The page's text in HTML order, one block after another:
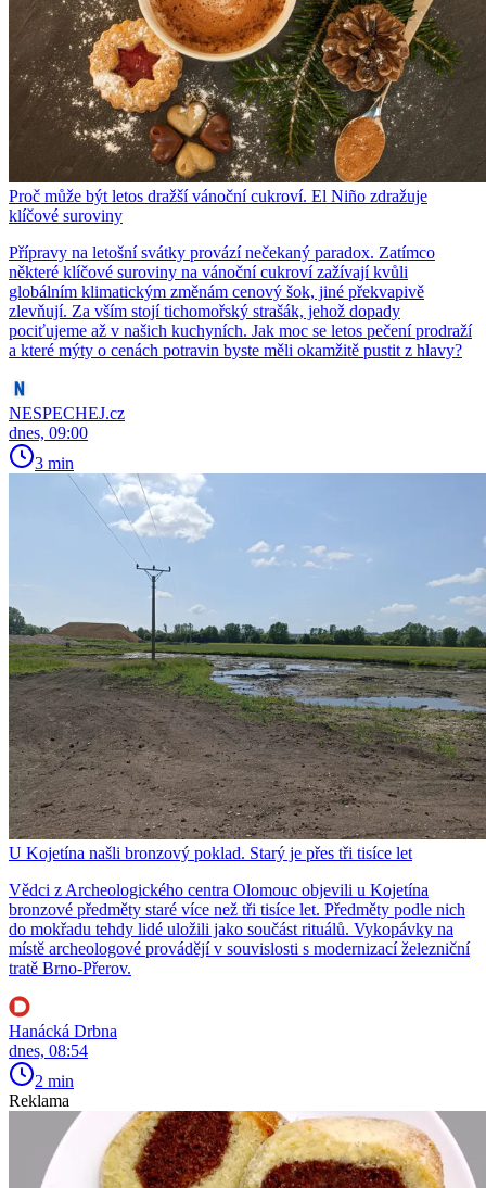
Proč může být letos dražší vánoční cukroví. El Niño zdražuje
klíčové suroviny
Přípravy na letošní svátky provází nečekaný paradox. Zatímco
některé klíčové suroviny na vánoční cukroví zažívají kvůli
globálním klimatickým změnám cenový šok, jiné překvapivě
zlevňují. Za vším stojí tichomořský strašák, jehož dopady
pociťujeme až v našich kuchyních. Jak moc se letos pečení prodraží
a které mýty o cenách potravin byste měli okamžitě pustit z hlavy?
NESPECHEJ.cz
dnes, 09:00
3 min
U Kojetína našli bronzový poklad. Starý je přes tři tisíce let
Vědci z Archeologického centra Olomouc objevili u Kojetína
bronzové předměty staré více než tři tisíce let. Předměty podle nich
do mokřadu tehdy lidé uložili jako součást rituálů. Vykopávky na
místě archeologové provádějí v souvislosti s modernizací železniční
tratě Brno-Přerov.
Hanácká Drbna
dnes, 08:54
2 min
Reklama